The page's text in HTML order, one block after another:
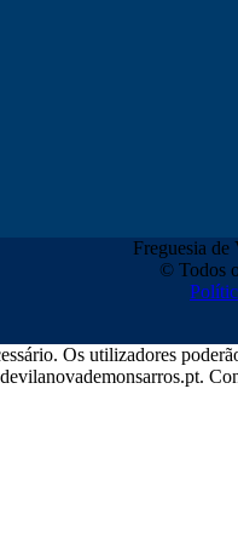
Freguesia
© Todos
Os utilizadores